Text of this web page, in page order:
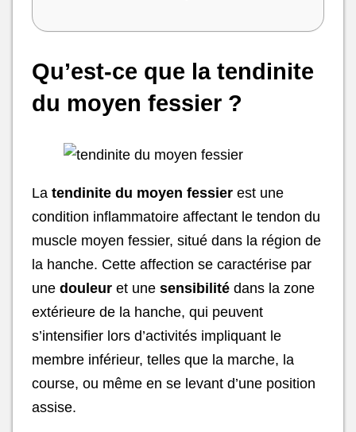
Qu’est-ce que la tendinite
du moyen fessier ?
La tendinite du moyen fessier est une
condition inflammatoire affectant le tendon du
muscle moyen fessier, situé dans la région de
la hanche. Cette affection se caractérise par
une douleur et une sensibilité dans la zone
extérieure de la hanche, qui peuvent
s’intensifier lors d’activités impliquant le
membre inférieur, telles que la marche, la
course, ou même en se levant d’une position
assise.